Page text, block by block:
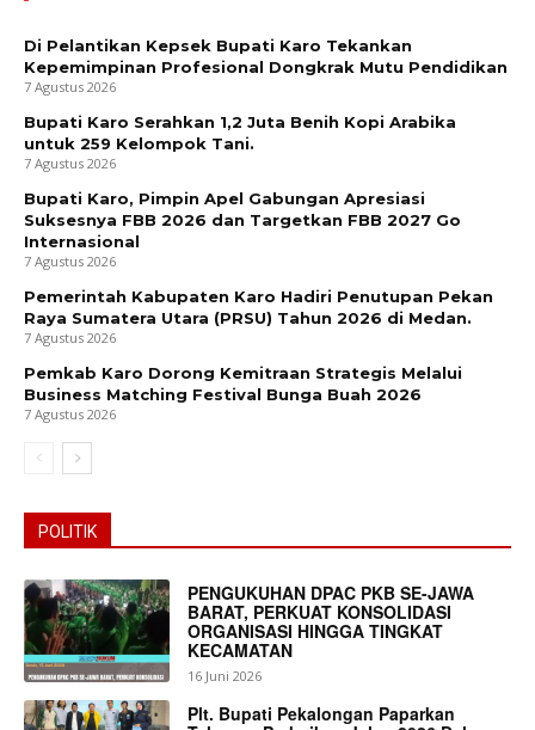
Di Pelantikan Kepsek Bupati Karo Tekankan
Kepemimpinan Profesional Dongkrak Mutu Pendidikan
7 Agustus 2026
Bupati Karo Serahkan 1,2 Juta Benih Kopi Arabika
untuk 259 Kelompok Tani.
7 Agustus 2026
Bupati Karo, Pimpin Apel Gabungan Apresiasi
Suksesnya FBB 2026 dan Targetkan FBB 2027 Go
Internasional
7 Agustus 2026
Pemerintah Kabupaten Karo Hadiri Penutupan Pekan
Raya Sumatera Utara (PRSU) Tahun 2026 di Medan.
7 Agustus 2026
Pemkab Karo Dorong Kemitraan Strategis Melalui
Business Matching Festival Bunga Buah 2026
7 Agustus 2026
POLITIK
PENGUKUHAN DPAC PKB SE-JAWA
BARAT, PERKUAT KONSOLIDASI
ORGANISASI HINGGA TINGKAT
KECAMATAN
16 Juni 2026
Plt. Bupati Pekalongan Paparkan